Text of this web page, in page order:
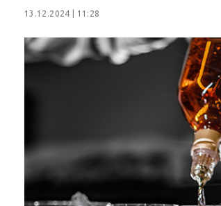
13.12.2024 | 11:28